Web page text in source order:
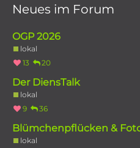
Neues im Forum
OGP 2026
lokal
13 20
Der DiensTalk
lokal
9 36
Blümchenpflücken &
lokal